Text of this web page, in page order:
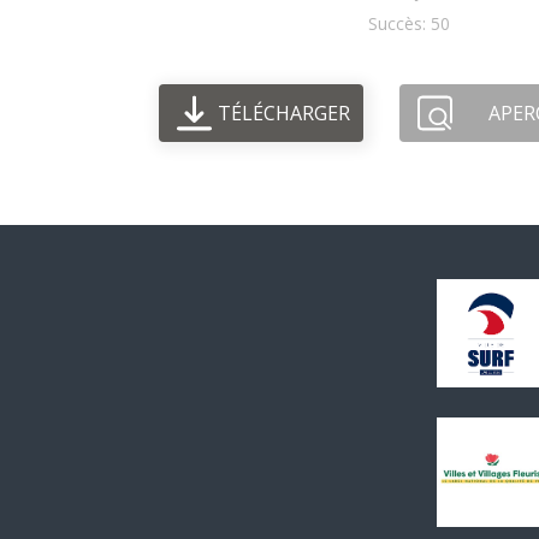
Succès: 50
TÉLÉCHARGER